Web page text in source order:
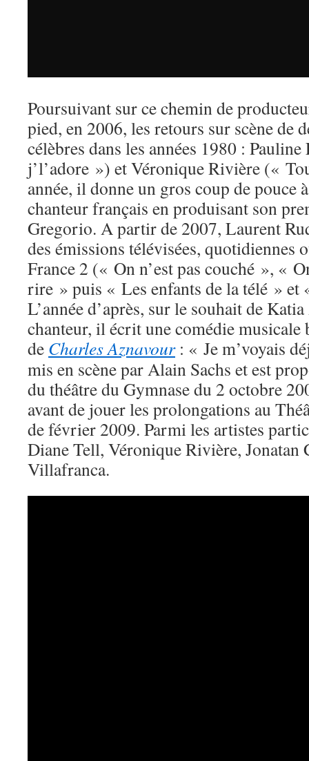
Poursuivant sur ce chemin de
pied, en 2006, les retours sur scène de
célèbres dans les années 1980 :
j’l’adore ») et Véronique Rivière («
année, il donne un gros coup de pouce
chanteur français en produisant son
Gregorio. A partir de 2007, Laurent
des émissions télévisées, quotidiennes
France 2 (« On n’est pas couché », «
rire » puis « Les enfants de la télé » et
L’année d’après, sur le souhait de
chanteur, il écrit une comédie musicale
de Charles Aznavour: « Je m’voyais
mis en scène par Alain Sachs et est
du théâtre du Gymnase du 2 octobre
avant de jouer les prolongations au
de février 2009. Parmi les artistes
Diane Tell, Véronique Rivière, Jonatan
Villafranca.